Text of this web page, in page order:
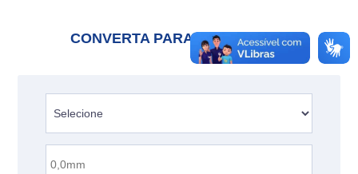
CONVERTA PARA POLEGADAS